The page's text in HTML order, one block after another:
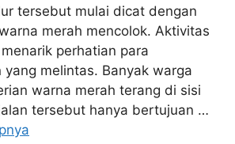
tersebut mulai dicat dengan
merah mencolok. Aktivitas
perhatian para
yang melintas. Banyak warga
warna merah terang di sisi
tersebut hanya bertujuan …